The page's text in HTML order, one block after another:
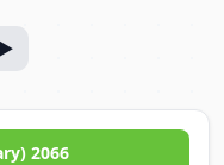
2066